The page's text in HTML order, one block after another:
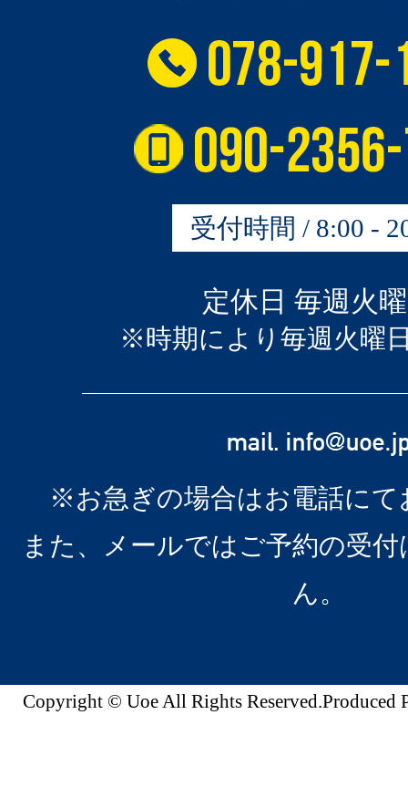
受付時間 / 8:00 -
定休日 毎週火
※時期により毎週火曜
※お急ぎの場合はお電話にて
また、メールではご予約の受
ん。
Copyright © Uoe All Rights Reserved.Produced